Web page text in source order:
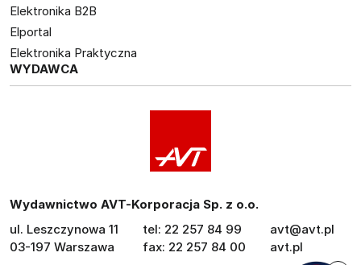
Elektronika B2B
Elportal
Elektronika Praktyczna
WYDAWCA
Wydawnictwo AVT-Korporacja Sp. z o.o.
ul. Leszczynowa 11
03-197 Warszawa
tel: 22 257 84 99
fax: 22 257 84 00
avt@avt.pl
avt.pl